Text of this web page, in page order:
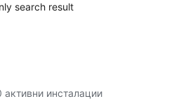
search result
инсталации